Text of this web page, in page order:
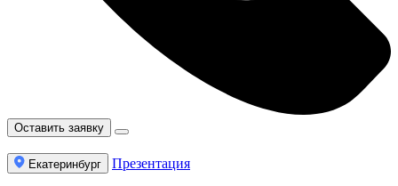
Оставить заявку
Екатеринбург Презентация